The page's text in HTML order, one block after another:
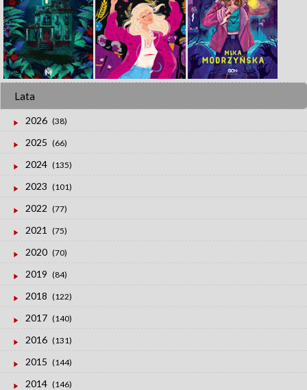
Lata
2026 (38)
2025 (66)
2024 (135)
2023 (101)
2022 (77)
2021 (75)
2020 (70)
2019 (84)
2018 (122)
2017 (140)
2016 (131)
2015 (144)
2014 (146)